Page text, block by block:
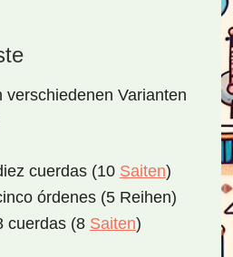
verschiedenen Varianten
cuerdas (10 Saiten)
órdenes (5 Reihen)
cuerdas (8 Saiten)